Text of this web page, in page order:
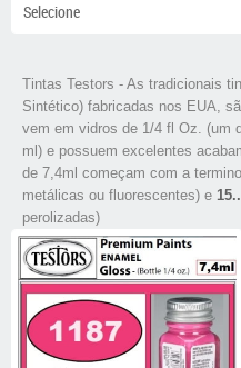
Selecione
Tintas Testors - As tradicionais
Sintético) fabricadas nos EUA,
vem em vidros de 1/4 fl Oz. (um
ml) e possuem excelentes
de 7,4ml começam com a
metálicas ou fluorescentes) e 15..
perolizadas)